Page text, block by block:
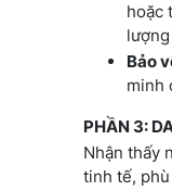
hoặc
Bảo
minh
PHẦN 3:
Nhận thấy
tinh tế,